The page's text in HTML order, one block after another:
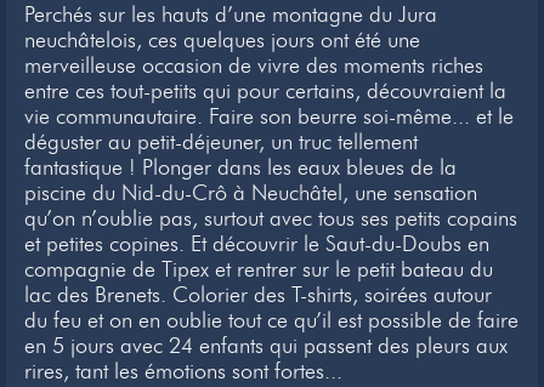
Inscription
Newsletter
Liens
Contacts
Perchés sur les hauts d’une montagne du Jura
neuchâtelois, ces quelques jours ont été une
merveilleuse occasion de vivre des moments riches
entre ces tout-petits qui pour certains, découvraient la
vie communautaire. Faire son beurre soi-même... et le
déguster au petit-déjeuner, un truc tellement
fantastique ! Plonger dans les eaux bleues de la
piscine du Nid-du-Crô à Neuchâtel, une sensation
qu’on n’oublie pas, surtout avec tous ses petits copains
et petites copines. Et découvrir le Saut-du-Doubs en
compagnie de Tipex et rentrer sur le petit bateau du
lac des Brenets. Colorier des T-shirts, soirées autour
du feu et on en oublie tout ce qu’il est possible de faire
en 5 jours avec 24 enfants qui passent des pleurs aux
rires, tant les émotions sont fortes...